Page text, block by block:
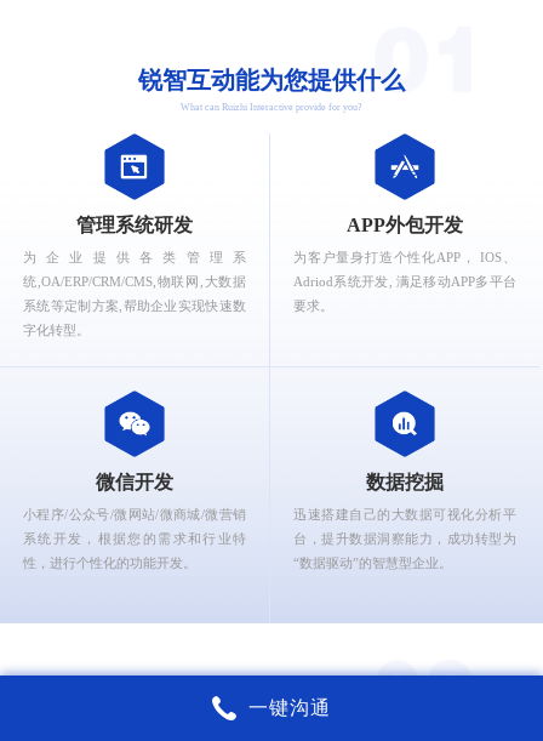
锐智互动能为您提供什么
What can Ruizhi Interactive provide for you?
管理系统研发
为企业提供各类管理系
统,OA/ERP/CRM/CMS,物联网,大数据
系统等定制方案,帮助企业实现快速数
字化转型。
APP外包开发
为客户量身打造个性化APP， IOS、
Adriod系统开发, 满足移动APP多平台
要求。
微信开发
小程序/公众号/微网站/微商城/微营销
系统开发，根据您的需求和行业特
性，进行个性化的功能开发。
数据挖掘
迅速搭建自己的大数据可视化分析平
台，提升数据洞察能力，成功转型为
“数据驱动”的智慧型企业。
锐智互动核心能力
一键沟通